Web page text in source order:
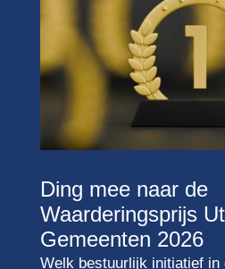
Ding mee naar de
Waarderingsprijs
Gemeenten 2026
Welk bestuurlijk initiatief in